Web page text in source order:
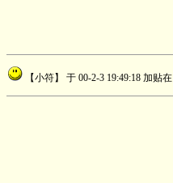
【小符】 于 00-2-3 19:49:18 加贴在